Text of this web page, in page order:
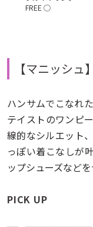
FREE ◯
【マニッシュ
ハンサムでこなれ
テイストのワンピ
線的なシルエット
っぽい着こなしが
ップシューズなど
PICK UP